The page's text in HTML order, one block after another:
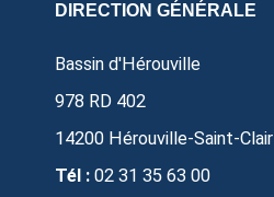
DIRECTION GÉNÉRALE
Bassin d'Hérouville
978 RD 402
14200 Hérouville-Saint-Clair
Tél : 02 31 35 63 00